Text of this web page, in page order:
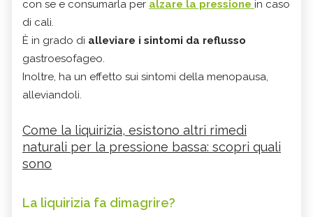
con se e consumarla per alzare la pressione in caso
di cali.
È in grado di alleviare i sintomi da reflusso
gastroesofageo.
Inoltre, ha un effetto sui sintomi della menopausa,
alleviandoli.
Come la liquirizia, esistono altri rimedi
naturali per la pressione bassa: scopri quali
sono
La liquirizia fa dimagrire?